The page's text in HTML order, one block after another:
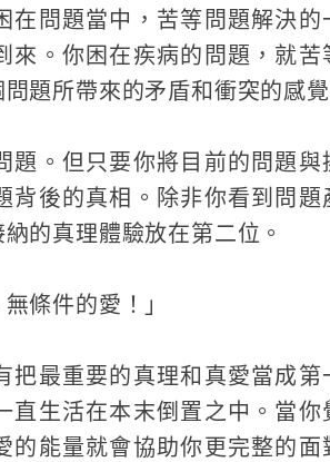
在問題當中，苦等問題解決的
來。你困在疾病的問題，就
題所帶來的矛盾和衝突的感覺
。但只要你將目前的問題與
背後的真相。除非你看到問
的真理體驗放在第二位。
條件的愛！」
把最重要的真理和真愛當成第
直生活在本末倒置之中。當
的能量就會協助你更完整的